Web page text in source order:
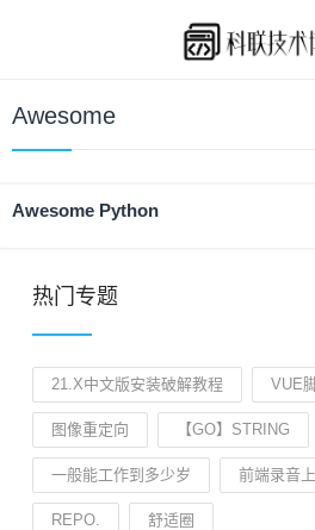
Awesome
Awesome Python
热门专题
21.X中文版安装破解教程 VUE
图像重定向 【GO】STRING
一般能工作到多少岁 前端录音
REPO. 舒适圈